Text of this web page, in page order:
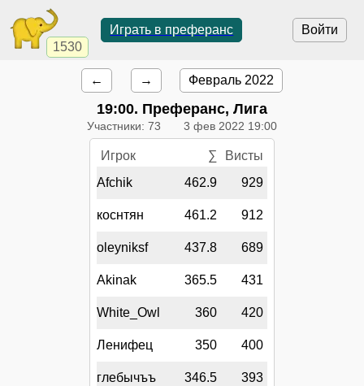
1530
Войти
Играть в преферанс
← → Февраль 2022
19:00. Преферанс, Лига
Участники: 73 3 фев 2022 19:00
Игрок ∑
Висты
Afchik
462.9 929
коснтян 461.2 912
oleyniksf 437.8 689
Akinak 365.5 431
White_Owl 360 420
Ленифец 350 400
глебычъъ 346.5 393